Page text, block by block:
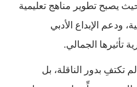
يصبح تطوير مناهج تعليمية
ودعم الإبداع الأدبي
تأثيرها الجمالي.
تكتفِ بدور الناقلة، بل